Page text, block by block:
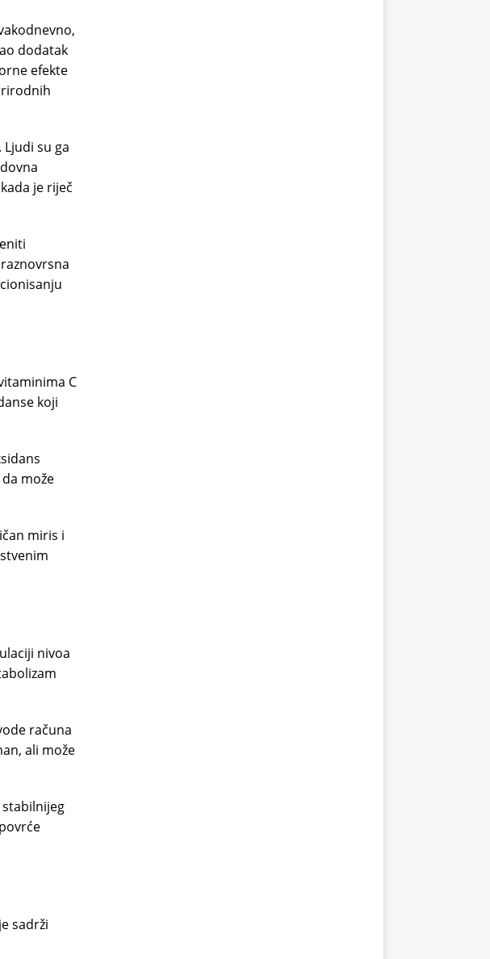
dodatak
efekte
su ga
je riječ
C
koji
može
miris i
nivoa
računa
ali može
sadrži